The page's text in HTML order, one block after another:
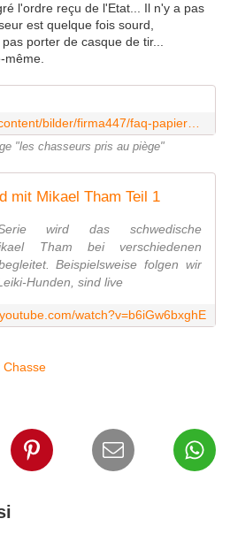
l'ordre reçu de l'Etat... Il n'y a pas
est quelque fois sourd,
porter de casque de tir...
"les chasseurs pris au piège"
mit Mikael Tham Teil 1
wird das schwedische
Tham bei verschiedenen
Beispielsweise folgen wir
Hunden, sind live
watch?v=b6iGw6bxghE
Chasse